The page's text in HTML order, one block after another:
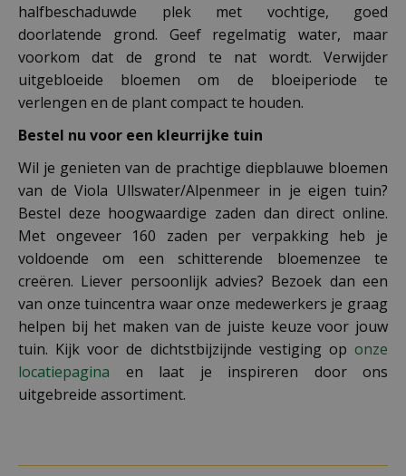
halfbeschaduwde plek met vochtige, goed
doorlatende grond. Geef regelmatig water, maar
voorkom dat de grond te nat wordt. Verwijder
uitgebloeide bloemen om de bloeiperiode te
verlengen en de plant compact te houden.
Bestel nu voor een kleurrijke tuin
Wil je genieten van de prachtige diepblauwe bloemen
van de Viola Ullswater/Alpenmeer in je eigen tuin?
Bestel deze hoogwaardige zaden dan direct online.
Met ongeveer 160 zaden per verpakking heb je
voldoende om een schitterende bloemenzee te
creëren. Liever persoonlijk advies? Bezoek dan een
van onze tuincentra waar onze medewerkers je graag
helpen bij het maken van de juiste keuze voor jouw
tuin. Kijk voor de dichtstbijzijnde vestiging op onze
locatiepagina en laat je inspireren door ons
uitgebreide assortiment.